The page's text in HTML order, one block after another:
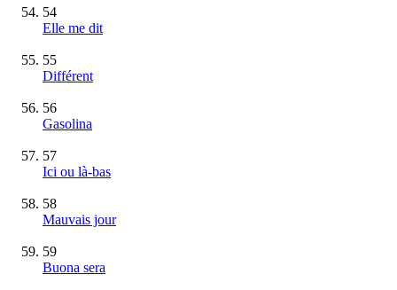
54
Elle me dit
55
Différent
56
Gasolina
57
Ici ou là-bas
58
Mauvais jour
59
Buona sera